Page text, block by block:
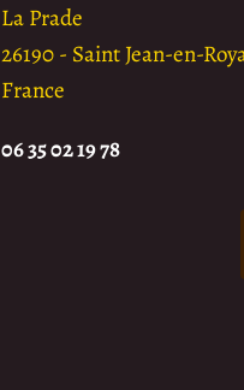
La Prade
26190- Saint Jean-en-
France
06 35 02 19 78